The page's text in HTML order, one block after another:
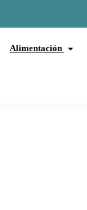
Alimentación